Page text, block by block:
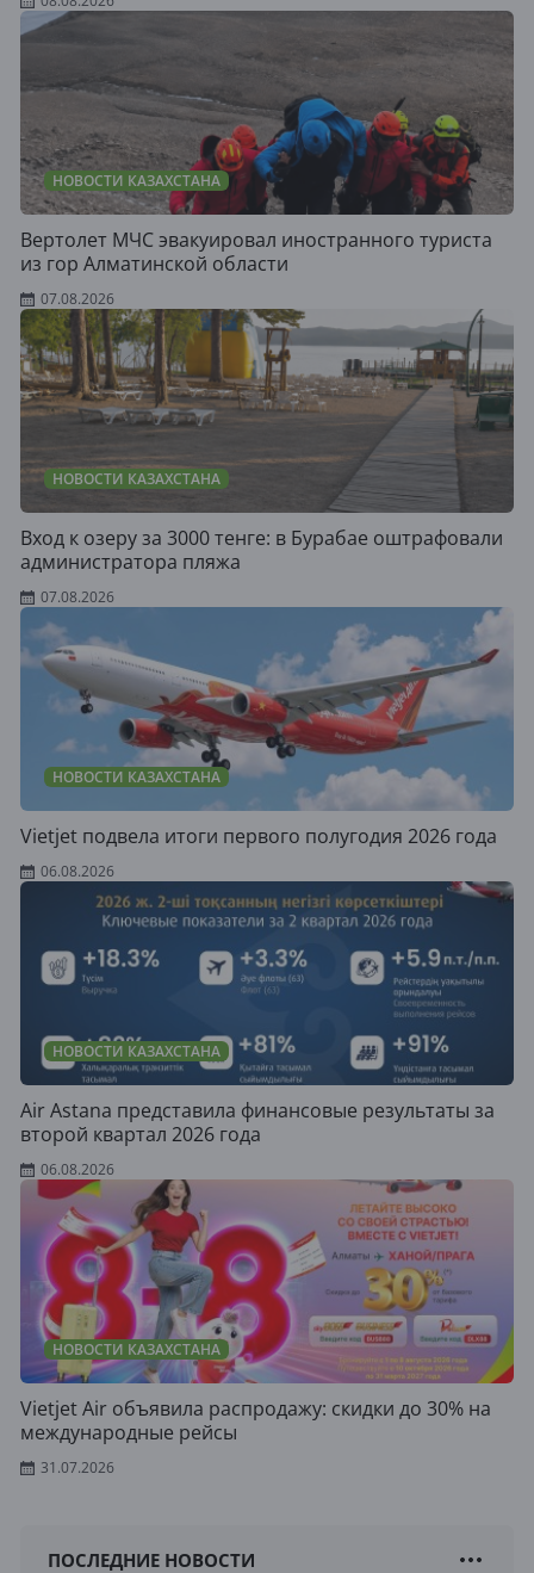
НОВОСТИ КАЗАХСТАНА
Вертолет МЧС эвакуировал иностранного туриста
из гор Алматинской области
07.08.2026
НОВОСТИ КАЗАХСТАНА
Вход к озеру за 3000 тенге: в Бурабае оштрафовали
администратора пляжа
07.08.2026
НОВОСТИ КАЗАХСТАНА
Vietjet подвела итоги первого полугодия 2026 года
06.08.2026
НОВОСТИ КАЗАХСТАНА
Air Astana представила финансовые результаты за
второй квартал 2026 года
06.08.2026
НОВОСТИ КАЗАХСТАНА
Vietjet Air объявила распродажу: скидки до 30% на
международные рейсы
31.07.2026
ПОСЛЕДНИЕ НОВОСТИ